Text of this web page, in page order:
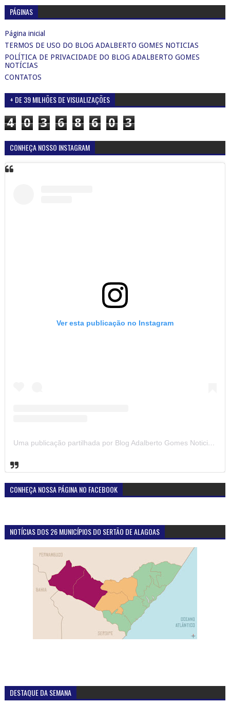
PÁGINAS
Página inicial
TERMOS DE USO DO BLOG ADALBERTO GOMES NOTICIAS
POLÍTICA DE PRIVACIDADE DO BLOG ADALBERTO GOMES
NOTÍCIAS
CONTATOS
+ DE 39 MILHÕES DE VISUALIZAÇÕES
4 0 3 6 8 6 0 3
CONHEÇA NOSSO INSTAGRAM
Ver esta publicação no Instagram
Uma publicação partilhada por Blog Adalberto Gomes Noticias (@blogadalbertogomesnoticiass)
CONHEÇA NOSSA PÁGINA NO FACEBOOK
NOTÍCIAS DOS 26 MUNICÍPIOS DO SERTÃO DE ALAGOAS
DESTAQUE DA SEMANA